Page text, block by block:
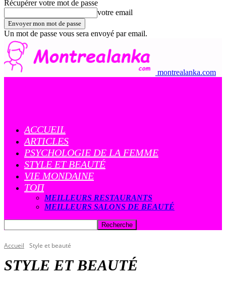
Récupérer votre mot de passe
votre email
Un mot de passe vous sera envoyé par email.
montrealanka.com
ACCUEIL
ARTICLES
PSYCHOLOGIE DE LA FEMME
STYLE ET BEAUTÉ
VIE MONDAINE
ТОП
MEILLEURS RESTAURANTS
MEILLEURS SALONS DE BEAUTÉ
Accueil Style et beauté
STYLE ET BEAUTÉ